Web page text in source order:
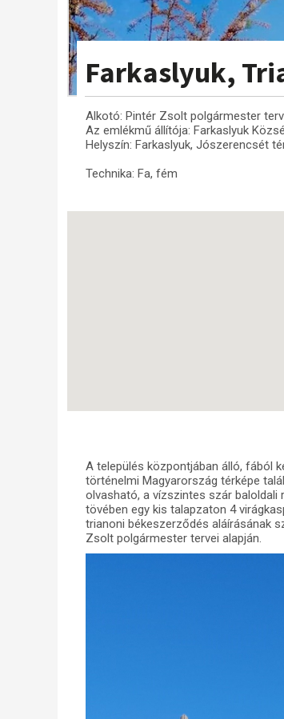
Farkaslyuk,
Alkotó: Pintér Zsolt polgármester
Az emlékmű állítója: Farkaslyuk
Helyszín: Farkaslyuk, Jószerencsét
Technika: Fa, fém
A település központjában álló, fából
történelmi Magyarország térképe
olvasható, a vízszintes szár baloldali
tövében egy kis talapzaton 4
trianoni békeszerződés aláírásának
Zsolt polgármester tervei alapján.